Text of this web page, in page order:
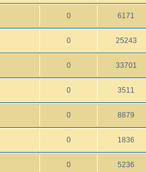
0 6171
0 25243
0 33701
0 3511
0 8879
0 1836
0 5236